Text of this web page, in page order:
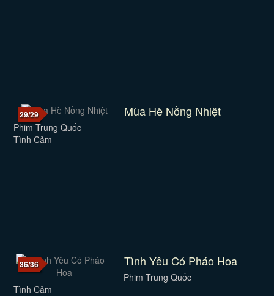
29/29 Mùa Hè Nồng Nhiệt
Phim Trung Quốc
Tình Cảm
36/36 Tình Yêu Có Pháo Hoa
Phim Trung Quốc
Tình Cảm